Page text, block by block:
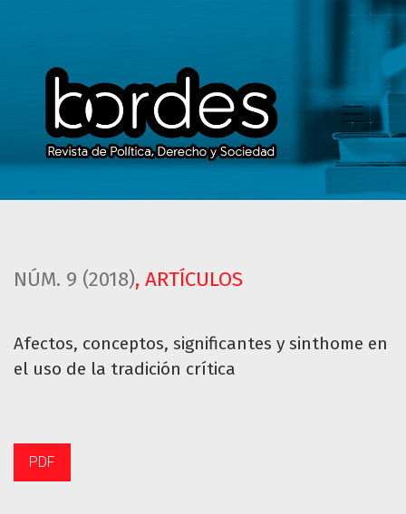
Afectos, conceptos, significantes y sinthome en el uso de
NÚM. 9 (2018), ARTÍCULOS
Afectos, conceptos, significantes y sinthome en
el uso de la tradición crítica
PDF